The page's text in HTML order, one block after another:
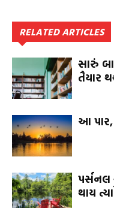
RELATED ARTICLES
સારું
તૈયાર
આ પાર,
થાય